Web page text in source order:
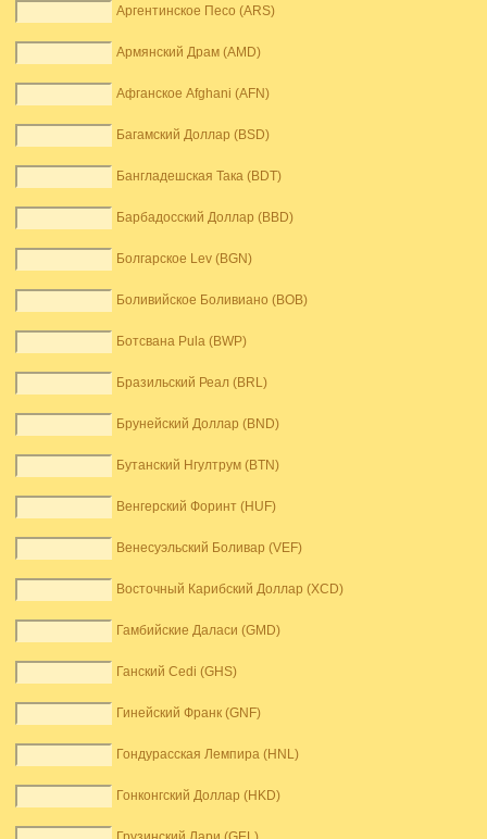
Аргентинское Песо (ARS)
Армянский Драм (AMD)
Афганское Afghani (AFN)
Багамский Доллар (BSD)
Бангладешская Така (BDT)
Барбадосский Доллар (BBD)
Болгарское Lev (BGN)
Боливийское Боливиано (BOB)
Ботсвана Pula (BWP)
Бразильский Реал (BRL)
Брунейский Доллар (BND)
Бутанский Нгултрум (BTN)
Венгерский Форинт (HUF)
Венесуэльский Боливар (VEF)
Восточный Карибский Доллар (XCD)
Гамбийские Даласи (GMD)
Ганский Cedi (GHS)
Гинейский Франк (GNF)
Гондурасская Лемпира (HNL)
Гонконгский Доллар (HKD)